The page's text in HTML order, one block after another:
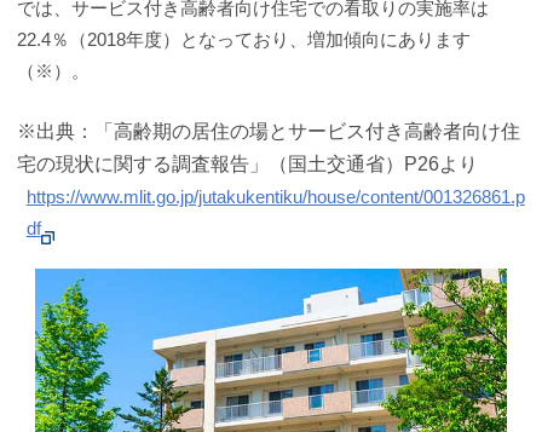
では、サービス付き高齢者向け住宅での看取りの実施率は
22.4％（2018年度）となっており、増加傾向にあります
（※）。
※出典：「高齢期の居住の場とサービス付き高齢者向け住
宅の現状に関する調査報告」（国土交通省）P26より
https://www.mlit.go.jp/jutakukentiku/house/content/001326861.p
df